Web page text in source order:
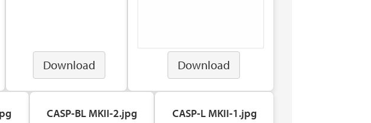
Download Download
CASP-BL MKII-2.jpg CASP-L MKII-1.jpg